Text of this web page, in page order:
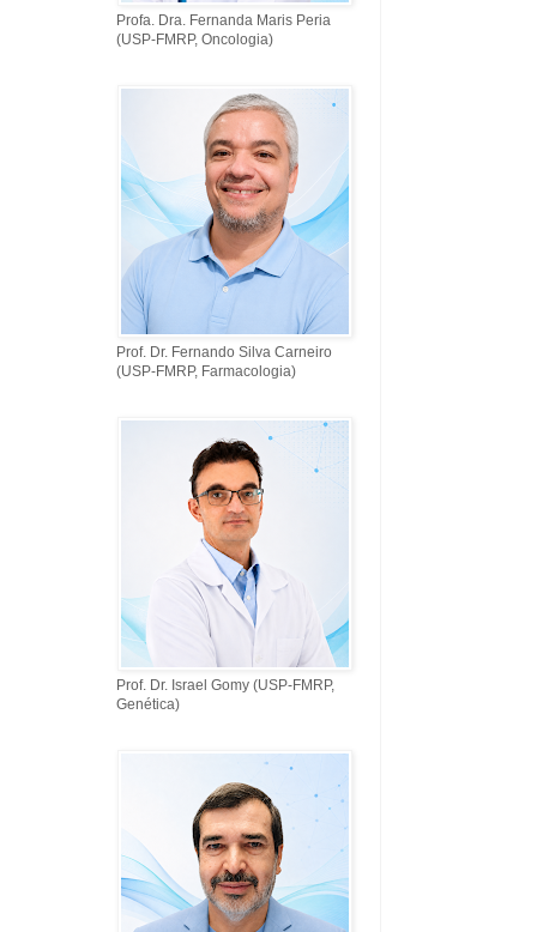
Profa. Dra. Fernanda Maris Peria
(USP-FMRP, Oncologia)
Prof. Dr. Fernando Silva Carneiro
(USP-FMRP, Farmacologia)
Prof. Dr. Israel Gomy (USP-FMRP,
Genética)